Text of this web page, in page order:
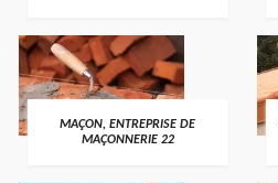
MAÇON, ENTREPRISE DE
MAÇONNERIE 22